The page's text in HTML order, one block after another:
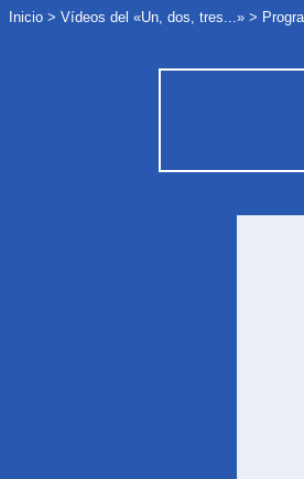
Inicio > Vídeos del «Un, dos, tres...» >